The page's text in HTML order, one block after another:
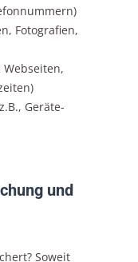
Fotografien,
Geräte-
und
Soweit